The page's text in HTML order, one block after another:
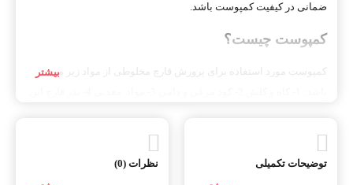
ضمانی در کیفیت کمپوست باشد.
کمپوست چیست؟
کمپوست مورد استفاده برای پرورش قارچ مخلوطی از مواد زیر می
توضیحات تکمیلی نظرات (0)